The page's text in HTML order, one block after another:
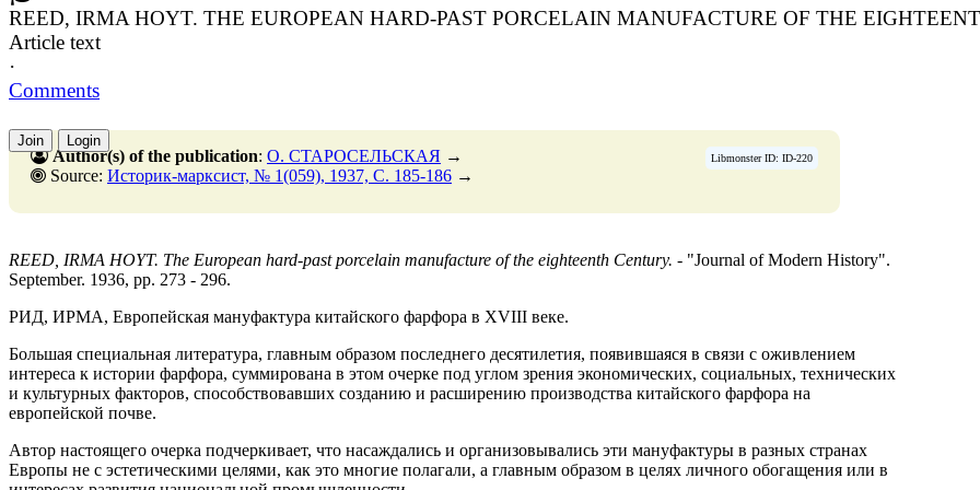
REED, IRMA HOYT. THE EUROPEAN HARD-PAST PORCELAIN MANUFACTURE OF THE
Article text
·
Comments
Join Login
Libmonster ID: ID-220
Author(s) of the publication: О. СТАРОСЕЛЬСКАЯ →
Source: Историк-марксист, № 1(059), 1937, C. 185-186 →
REED, IRMA HOYT. The European hard-past porcelain manufacture of the eighteenth Century. - "Journal of Modern History".
September. 1936, pp. 273 - 296.
РИД, ИРМА, Европейская мануфактура китайского фарфора в XVIII веке.
Большая специальная литература, главным образом последнего десятилетия, появившаяся в связи с оживлением
интереса к истории фарфора, суммирована в этом очерке под углом зрения экономических, социальных, технических
и культурных факторов, способствовавших созданию и расширению производства китайского фарфора на
европейской почве.
Автор настоящего очерка подчеркивает, что насаждались и организовывались эти мануфактуры в разных странах
Европы не с эстетическими целями, как это многие полагали, а главным образом в целях личного обогащения или в